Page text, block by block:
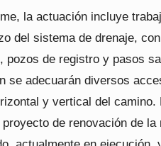
la actuación incluye
del sistema de drenaje,
pozos de registro y pasos
se adecuarán diversos
y vertical del camino.
de renovación de